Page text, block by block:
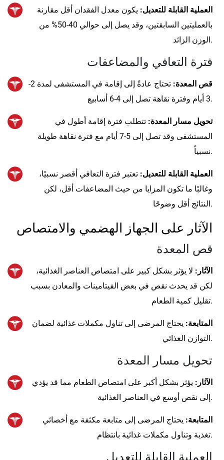
العملية القابلة للتعديل: يكون معدل الفقدان أقل مقارنة
بالعمليتين السابقتين، وقد يصل إلى حوالي 40-50% من
الوزن الزائد.
فترة التعافي والمضاعفات
قص المعدة:
تحتاج عادةً إلى إقامة في المستشفى لمدة 2-
3 أيام وفترة نقاهة تصل إلى 4-6 أسابيع.
تحويل مسار المعدة: تتطلب فترة إقامة أطول في
المستشفى وقد تصل إلى 5-7 أيام مع فترة نقاهة طويلة
نسبياً.
العملية القابلة للتعديل: تعتبر فترة التعافي أقصر نسبيًا،
وغالبًا ما تكون المزايا من حيث المضاعفات أقل، لكن
النتائج أقل وضوحًا.
الآثار على الجهاز الهضمي والامتصاص
قص المعدة
الآثار: لا يؤثر بشكل كبير على امتصاص العناصر الغذائية،
لكن قد يحدث نقص في بعض الفيتامينات والمعادن بسبب
تقليل كمية الطعام.
المتابعة: يحتاج المرضى إلى تناول مكملات غذائية لضمان
التوازن الغذائي.
تحويل مسار المعدة
الآثار: يؤثر بشكل أكبر على امتصاص الطعام مما قد يؤدي
إلى نقص أوسع في العناصر الغذائية.
المتابعة: يحتاج المرضى إلى متابعة مكثفة مع أخصائي
تغذية وتناول مكملات غذائية بانتظام.
العملية القابلة للتعديل